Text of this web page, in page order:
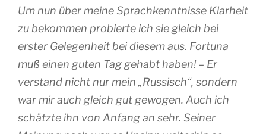
Um nun über meine Sprachkenntnisse Klarheit
zu bekommen probierte ich sie gleich bei
erster Gelegenheit bei diesem aus. Fortuna
muß einen guten Tag gehabt haben! – Er
verstand nicht nur mein „Russisch“, sondern
war mir auch gleich gut gewogen. Auch ich
schätzte ihn von Anfang an sehr. Seiner